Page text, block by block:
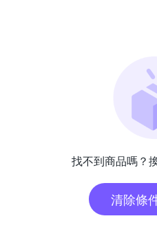
找不到商品嗎？
清除條